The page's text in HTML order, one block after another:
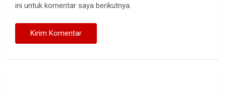
ini untuk komentar saya berikutnya.